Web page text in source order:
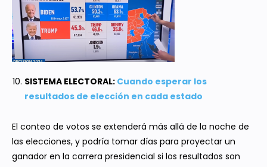
SISTEMA ELECTORAL: Cuando esperar los
resultados de elección en cada estado
El conteo de votos se extenderá más allá de la noche de
las elecciones, y podría tomar días para proyectar un
ganador en la carrera presidencial si los resultados son